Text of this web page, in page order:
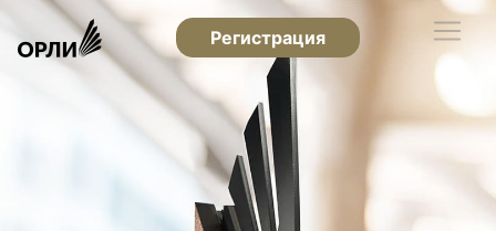
Регистрация